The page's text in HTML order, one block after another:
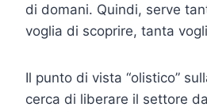
di domani. Quindi, serve
voglia di scoprire, tanta
Il punto di vista “olistico”
cerca di liberare il settore